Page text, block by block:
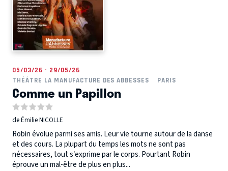
05/03/26 - 29/05/26
THÉÂTRE LA MANUFACTURE DES ABBESSES
PARIS
Comme un Papillon
de Émilie NICOLLE
Robin évolue parmi ses amis. Leur vie tourne autour de la danse
et des cours. La plupart du temps les mots ne sont pas
nécessaires, tout s’exprime par le corps. Pourtant Robin
éprouve un mal-être de plus en plus...